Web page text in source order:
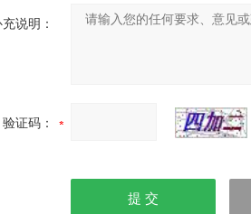
说明：
验证码：